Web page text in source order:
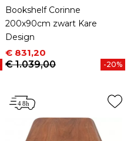
Bookshelf Corinne
200x90cm zwart Kare
Design
Prijs
€ 831,20
Normale prijs
€ 1.039,00
-20%